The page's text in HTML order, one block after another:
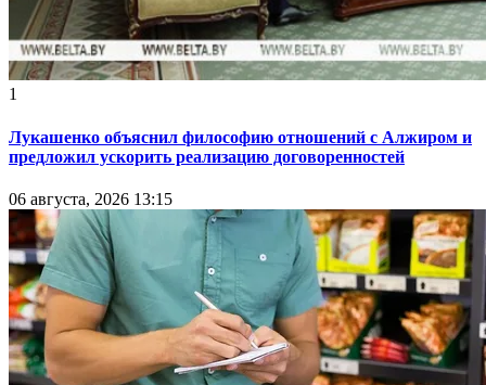
1
Лукашенко объяснил философию отношений с Алжиром и
предложил ускорить реализацию договоренностей
06 августа, 2026 13:15